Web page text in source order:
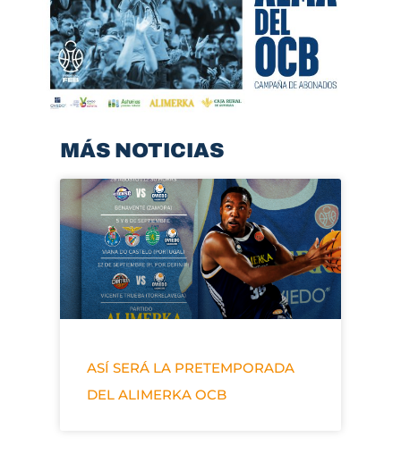
MÁS NOTICIAS
ASÍ SERÁ LA PRETEMPORADA
DEL ALIMERKA OCB